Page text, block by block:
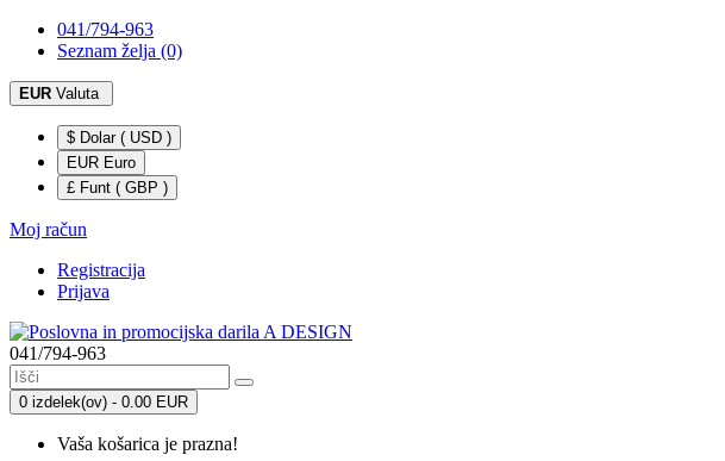
041/794-963
Seznam želja (0)
EUR Valuta
$ Dolar ( USD )
EUR Euro
£ Funt ( GBP )
Moj račun
Registracija
Prijava
041/794-963
0 izdelek(ov) - 0.00 EUR
Vaša košarica je prazna!